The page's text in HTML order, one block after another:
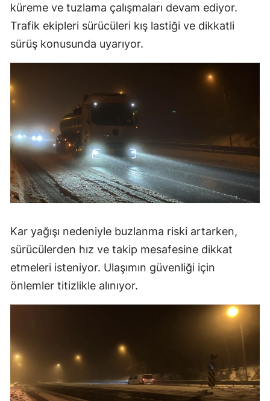
küreme ve tuzlama çalışmaları devam ediyor.
Trafik ekipleri sürücüleri kış lastiği ve dikkatli
sürüş konusunda uyarıyor.
Kar yağışı nedeniyle buzlanma riski artarken,
sürücülerden hız ve takip mesafesine dikkat
etmeleri isteniyor. Ulaşımın güvenliği için
önlemler titizlikle alınıyor.